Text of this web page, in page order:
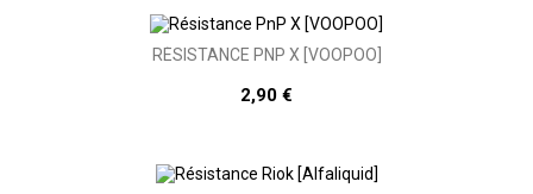
RÉSISTANCE PNP X [VOOPOO]
2,90 €